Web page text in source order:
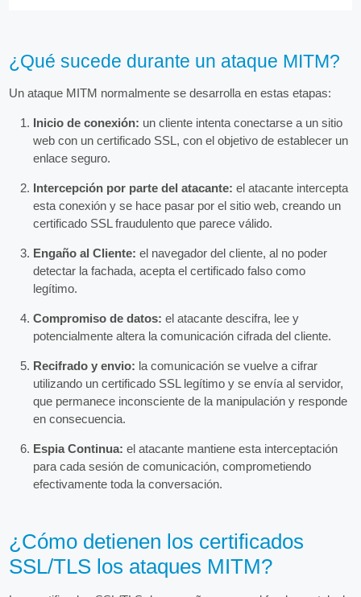
¿Qué sucede durante un ataque MITM?
Un ataque MITM normalmente se desarrolla en estas etapas:
Inicio de conexión: un cliente intenta conectarse a un sitio
web con un certificado SSL, con el objetivo de establecer un
enlace seguro.
Intercepción por parte del atacante: el atacante intercepta
esta conexión y se hace pasar por el sitio web, creando un
certificado SSL fraudulento que parece válido.
Engaño al Cliente: el navegador del cliente, al no poder
detectar la fachada, acepta el certificado falso como
legítimo.
Compromiso de datos: el atacante descifra, lee y
potencialmente altera la comunicación cifrada del cliente.
Recifrado y envio: la comunicación se vuelve a cifrar
utilizando un certificado SSL legítimo y se envía al servidor,
que permanece inconsciente de la manipulación y responde
en consecuencia.
Espia Continua: el atacante mantiene esta interceptación
para cada sesión de comunicación, comprometiendo
efectivamente toda la conversación.
¿Cómo detienen los certificados
SSL/TLS los ataques MITM?